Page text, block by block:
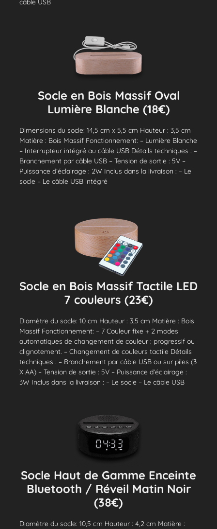
câble USB
Socle en Bois Massif Oval
Lumière Blanche (18€)
Dimensions du socle: 14,5 cm x 5,5 cm Hauteur : 3,5 cm
Matière : Bois Massif Fonctionnement: – Lumière Blanche
– Interrupteur intégré au câble USB Détails techniques : –
Branchement par câble USB – Tension de sortie : 5V –
Puissance d’éclairage : 2W Inclus dans la livraison : – Le
socle – Le câble USB intégré
Socle en Bois Massif Tactile LED
7 couleurs (23€)
Diamètre du socle: 10 cm Hauteur : 3,5 cm Matière : Bois
Massif Fonctionnement: – 7 Couleur fixe + 2 modes
automatiques de changement de couleur : progressif ou
clignotement. – Changement de couleurs tactile Détails
techniques : – Branchement par câble USB ou sur piles (3
X AA) – Tension de sortie : 5V – Puissance d’éclairage :
3W Inclus dans la livraison : – Le socle – Le câble USB
Socle Haut de Gamme Enceinte
Bluetooth / Réveil Matin Noir
(38€)
Diamètre du socle: 10,5 cm Hauteur : 4,2 cm Matière :